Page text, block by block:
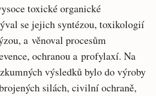
toxické organické
se jejich syntézou, toxikologií
a věnoval procesům
ochranou a profylaxí. Na
výsledků bylo do výroby
silách, civilní ochraně,